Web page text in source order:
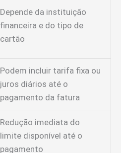
Depende da instituição
financeira e do tipo de
cartão
Podem incluir tarifa fixa ou
juros diários até o
pagamento da fatura
Redução imediata do
limite disponível até o
pagamento